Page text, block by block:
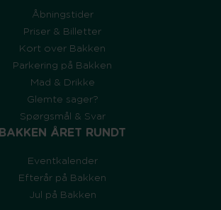
Åbningstider
Priser & Billetter
Kort over Bakken
Parkering på Bakken
Mad & Drikke
Glemte sager?
Spørgsmål & Svar
BAKKEN ÅRET RUNDT
Eventkalender
Efterår på Bakken
Jul på Bakken